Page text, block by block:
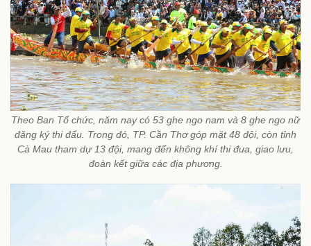
Theo Ban Tổ chức, năm nay có 53 ghe ngo nam và 8 ghe ngo nữ
đăng ký thi đấu. Trong đó, TP. Cần Thơ góp mặt 48 đội, còn tỉnh
Cà Mau tham dự 13 đội, mang đến không khí thi đua, giao lưu,
đoàn kết giữa các địa phương.